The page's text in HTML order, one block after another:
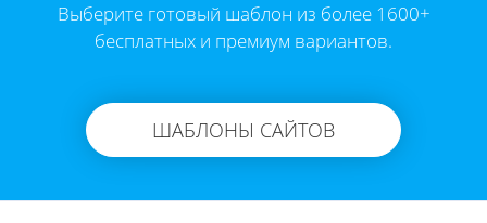
Выберите готовый шаблон из более 1600+
бесплатных и премиум вариантов.
ШАБЛОНЫ САЙТОВ